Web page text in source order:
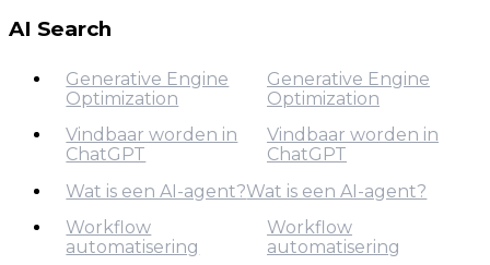
Finance
AI Agents voor SaaS
AI Search
Generative Engine
Optimization
Generative Engine
Optimization
Generative Engine
Optimization
Vindbaar worden in
ChatGPT
Vindbaar worden in
ChatGPT
Vindbaar worden in
ChatGPT
Wat is een AI-agent?
Wat is een AI-agent?
Wat is een AI-agent?
Workflow
automatisering
Workflow
automatisering